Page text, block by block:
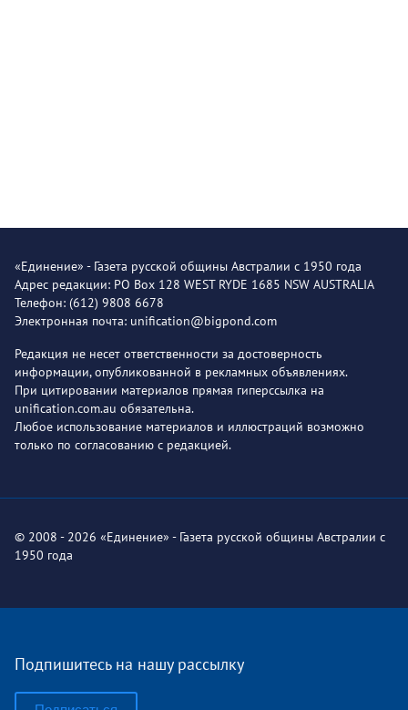
«Единение» - Газета русской общины Австралии с 1950 года
Адрес редакции: PO Box 128 WEST RYDE 1685 NSW AUSTRALIA
Телефон: (612) 9808 6678
Электронная почта: unification@bigpond.com
Редакция не несет ответственности за достоверность
информации, опубликованной в рекламных объявлениях.
При цитировании материалов прямая гиперссылка на
unification.com.au обязательна.
Любое использование материалов и иллюстраций возможно
только по согласованию с редакцией.
© 2008 - 2026 «Единение» - Газета русской общины Австралии с
1950 года
Подпишитесь на нашу рассылку